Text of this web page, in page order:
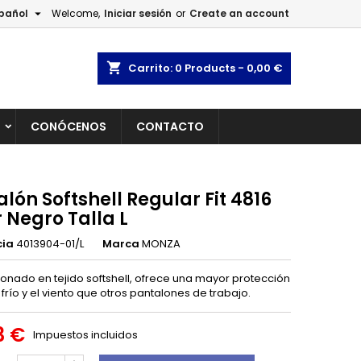
Welcome, Iniciar sesión or Create an account

shopping_cart Carrito: 0 Products - 0,00 €
CONÓCENOS CONTACTO
Softshell Regular Fit 4816
Negro Talla L
4013904-01/L Marca MONZA
en tejido softshell, ofrece una mayor protección
y el viento que otros pantalones de trabajo.
€ Impuestos incluidos